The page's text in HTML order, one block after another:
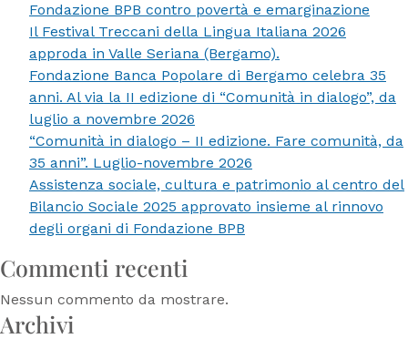
ricerca
di
Comunità
della
Salute
e
FROM
Fondazione BPB contro povertà e emarginazione
Il Festival Treccani della Lingua Italiana 2026
approda in Valle Seriana (Bergamo).
Fondazione Banca Popolare di Bergamo celebra 35
anni. Al via la II edizione di “Comunità in dialogo”, da
luglio a novembre 2026
“Comunità in dialogo – II edizione. Fare comunità, da
35 anni”. Luglio-novembre 2026
Assistenza sociale, cultura e patrimonio al centro del
Bilancio Sociale 2025 approvato insieme al rinnovo
degli organi di Fondazione BPB
Commenti recenti
Nessun commento da mostrare.
Archivi